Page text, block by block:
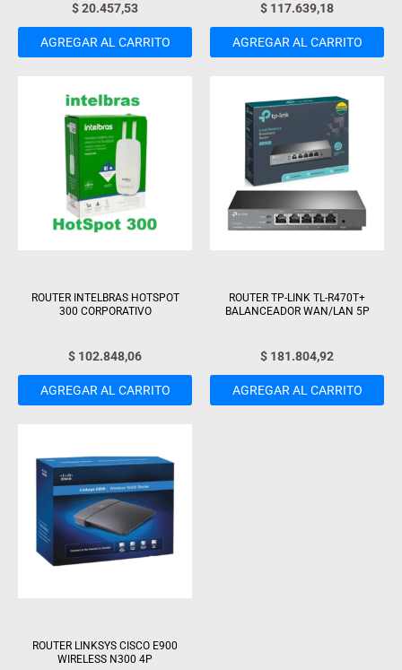
$20.457,53
AGREGAR AL CARRITO
$ 117.639,18
AGREGAR AL CARRITO
ROUTER INTELBRAS HOTSPOT
300 CORPORATIVO
$ 102.848,06
AGREGAR AL CARRITO
ROUTER TP-LINK TL-R470T+
BALANCEADOR WAN/LAN 5P
$ 181.804,92
AGREGAR AL CARRITO
ROUTER LINKSYS CISCO E900
WIRELESS N300 4P